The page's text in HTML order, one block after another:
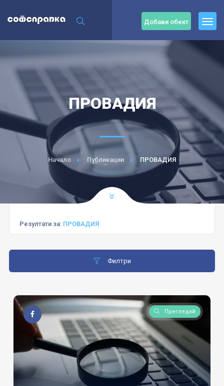
Добави обект
ПРОВАДИЯ
Начало Публикации ПРОВАДИЯ
Резултати за: ПРОВАДИЯ
Филтри
Прегледай